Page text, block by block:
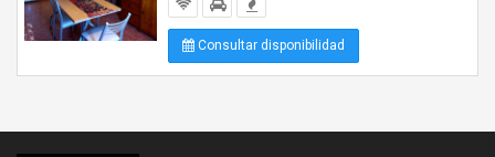
Consultar disponibilidad